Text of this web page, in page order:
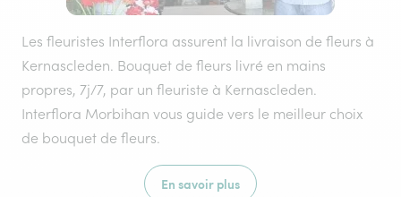
Les fleuristes Interflora assurent la livraison de fleurs à
Kernascleden. Bouquet de fleurs livré en mains
propres, 7j/7, par un fleuriste à Kernascleden.
Interflora Morbihan vous guide vers le meilleur choix
de bouquet de fleurs.
En savoir plus